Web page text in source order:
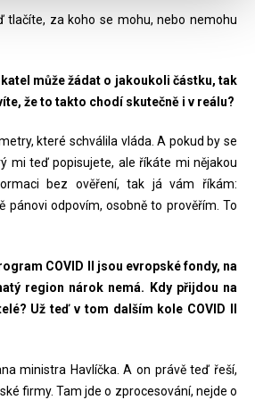
tlačíte, za koho se mohu, nebo nemohu
může žádat o jakoukoli částku, tak
že to takto chodí skutečně i v reálu?
které schválila vláda. A pokud by se
mi teď popisujete, ale říkáte mi nějakou
bez ověření, tak já vám říkám:
pánovi odpovím, osobně to prověřím. To
COVID II jsou evropské fondy, na
region nárok nemá. Kdy přijdou na
Už teď v tom dalším kole COVID II
ministra Havlíčka. A on právě teď řeší,
firmy. Tam jde o zprocesování, nejde o